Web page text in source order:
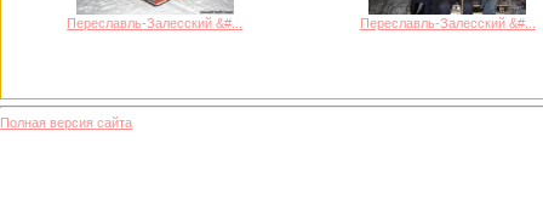
Переславль-Залесский &#... Переславль-Залесский &#...
Полная версия сайта